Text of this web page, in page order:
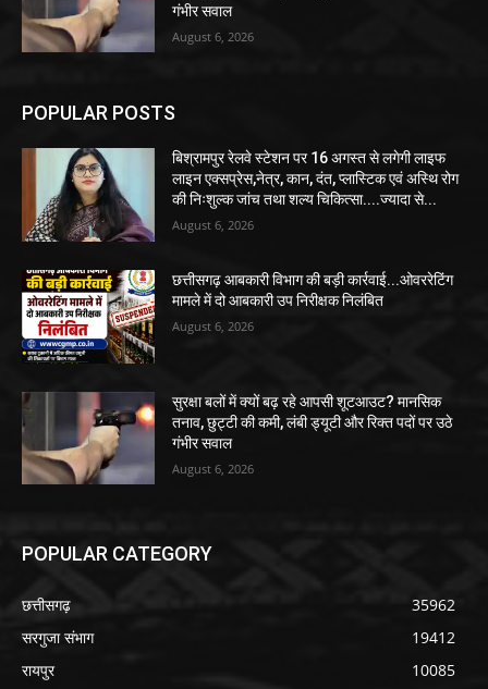
गंभीर सवाल
August 6, 2026
POPULAR POSTS
बिश्रामपुर रेलवे स्टेशन पर 16 अगस्त से लगेगी लाइफ
लाइन एक्सप्रेस,नेत्र, कान, दंत, प्लास्टिक एवं अस्थि रोग
की निःशुल्क जांच तथा शल्य चिकित्सा....ज्यादा से...
August 6, 2026
छत्तीसगढ़ आबकारी विभाग की बड़ी कार्रवाई...ओवररेटिंग
मामले में दो आबकारी उप निरीक्षक निलंबित
August 6, 2026
सुरक्षा बलों में क्यों बढ़ रहे आपसी शूटआउट? मानसिक
तनाव, छुट्टी की कमी, लंबी ड्यूटी और रिक्त पदों पर उठे
गंभीर सवाल
August 6, 2026
POPULAR CATEGORY
छत्तीसगढ़
35962
सरगुजा संभाग
19412
रायपुर
10085